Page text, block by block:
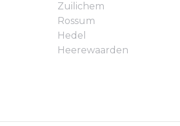
prettige, rustige sfeer.
en een
Zuilichem
Rossum
Hedel
Heerewaarden